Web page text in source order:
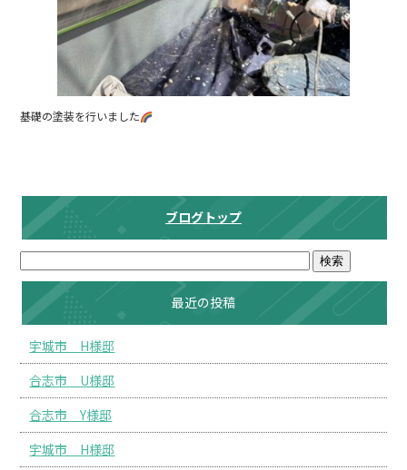
基礎の塗装を行いました
ブログトップ
最近の投稿
宇城市 H様邸
合志市 U様邸
合志市 Y様邸
宇城市 H様邸